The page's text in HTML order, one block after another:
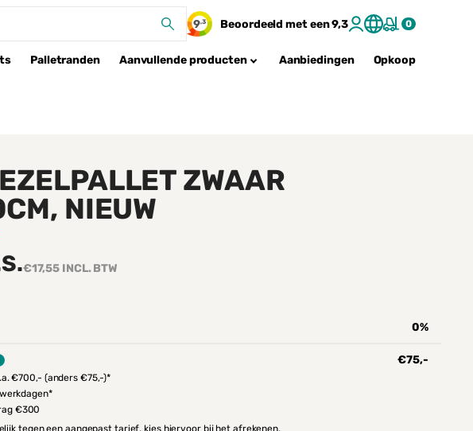
9,3 Beoordeeld met een9,3 0
Palletranden Aanvullende producten Aanbiedingen Opkoop
ZWAAR
NIEUW
€17,55 INCL. BTW
0%
€75,-
€700,- (anders €75,-)*
€300
tegen een aangepast tarief, kies hiervoor bij het afrekenen.